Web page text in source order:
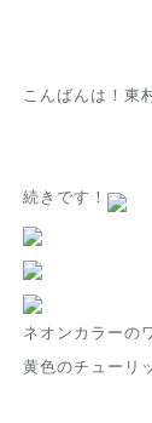
こんばんは！東
続きです！
ネオンカラーの
黄色のチューリ